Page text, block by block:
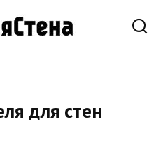
для стен